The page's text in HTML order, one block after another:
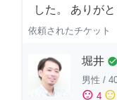
した。 ありが
依頼されたチケット
堀井 check_circle
男性 /
sentiment_satisfied 4 sentiment_neutral